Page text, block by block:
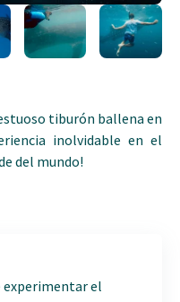
tiburón ballena en
inolvidable en el
del mundo!
experimentar el